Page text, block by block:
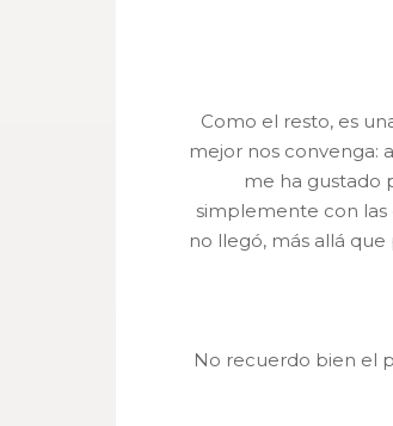
Como el resto, es
mejor nos convenga:
me ha gustado
simplemente con las
no llegó, más allá
No recuerdo bien el